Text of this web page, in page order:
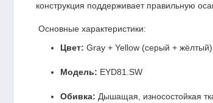
конструкция поддерживает правильную
Основные характеристики:
Цвет: Gray + Yellow (серый +
Модель: EYD81.SW
Обивка: Дышащая, износостойкая